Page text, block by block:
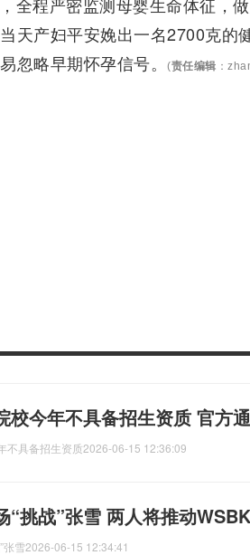
天产妇平安娩出一名2700克的
忽略早期怀孕信号。
(责任编辑 ：
校今年不具备招生资质 官方
不具备招生资质2026-06-15 12:36:09
“挑战”张雪 两人将推动
张雪2026-06-15 12:34:41